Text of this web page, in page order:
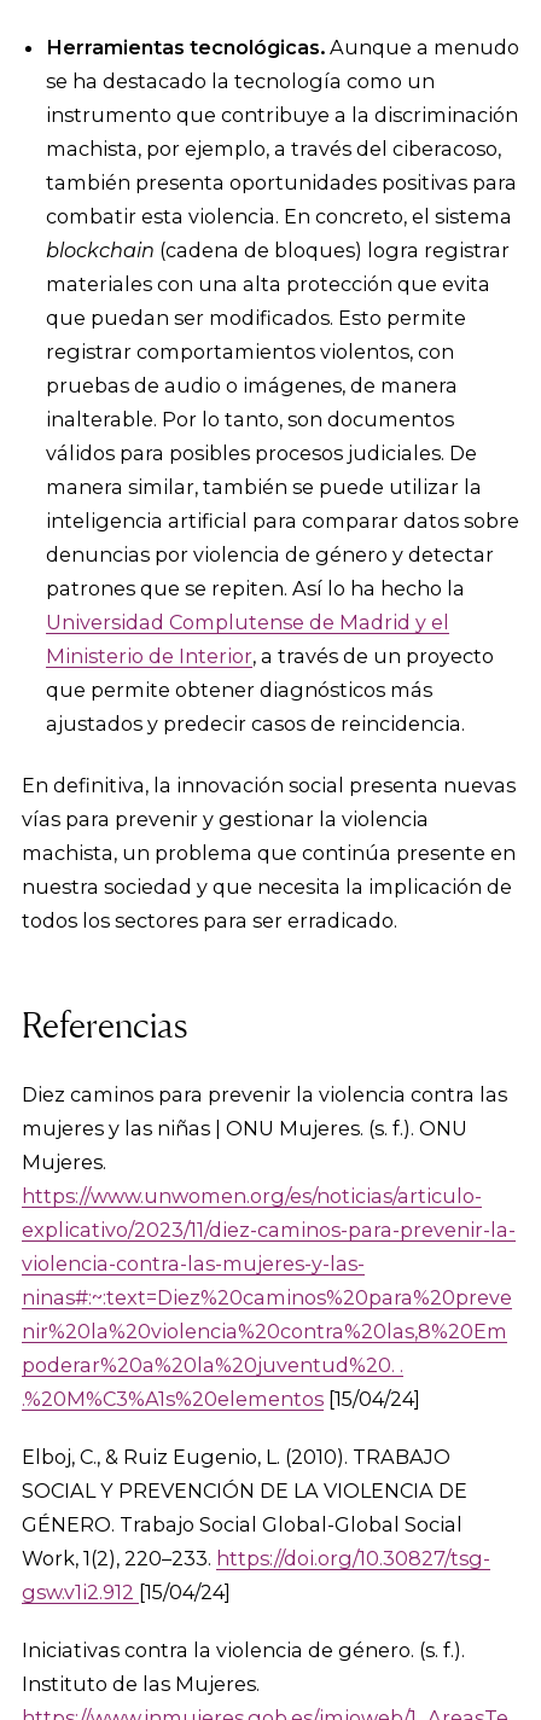
Herramientas tecnológicas. Aunque a menudo
se ha destacado la tecnología como un
instrumento que contribuye a la discriminación
machista, por ejemplo, a través del ciberacoso,
también presenta oportunidades positivas para
combatir esta violencia. En concreto, el sistema
blockchain (cadena de bloques) logra registrar
materiales con una alta protección que evita
que puedan ser modificados. Esto permite
registrar comportamientos violentos, con
pruebas de audio o imágenes, de manera
inalterable. Por lo tanto, son documentos
válidos para posibles procesos judiciales. De
manera similar, también se puede utilizar la
inteligencia artificial para comparar datos sobre
denuncias por violencia de género y detectar
patrones que se repiten. Así lo ha hecho la
Universidad Complutense de Madrid y el
Ministerio de Interior, a través de un proyecto
que permite obtener diagnósticos más
ajustados y predecir casos de reincidencia.
En definitiva, la innovación social presenta nuevas
vías para prevenir y gestionar la violencia
machista, un problema que continúa presente en
nuestra sociedad y que necesita la implicación de
todos los sectores para ser erradicado.
Referencias
Diez caminos para prevenir la violencia contra las
mujeres y las niñas | ONU Mujeres. (s. f.). ONU
Mujeres.
https://www.unwomen.org/es/noticias/articulo-
explicativo/2023/11/diez-caminos-para-prevenir-la-
violencia-contra-las-mujeres-y-las-
ninas#:~:text=Diez%20caminos%20para%20preve
nir%20la%20violencia%20contra%20las,8%20Em
poderar%20a%20la%20juventud%20. .
.%20M%C3%A1s%20elementos [15/04/24]
Elboj, C., & Ruiz Eugenio, L. (2010). TRABAJO
SOCIAL Y PREVENCIÓN DE LA VIOLENCIA DE
GÉNERO. Trabajo Social Global-Global Social
Work, 1(2), 220–233. https://doi.org/10.30827/tsg-
gsw.v1i2.912 [15/04/24]
Iniciativas contra la violencia de género. (s. f.).
Instituto de las Mujeres.